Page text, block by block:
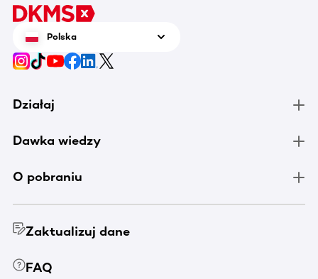
Polska
Działaj
Dawka wiedzy
O pobraniu
Zaktualizuj dane
FAQ